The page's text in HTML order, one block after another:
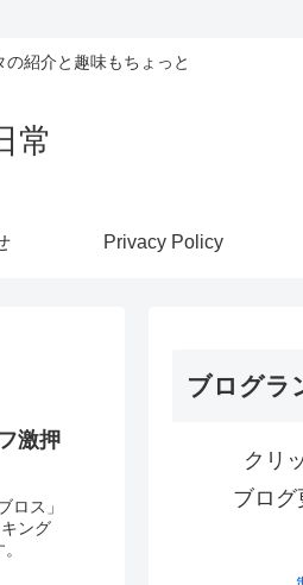
紹介と趣味もちょっと
常
Privacy Policy
激押
ロス」
ング
ブログラ
クリ
ブログ